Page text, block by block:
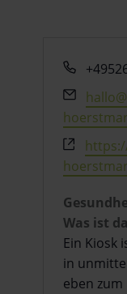
Email
Was ist
Ein Kiosk
in
eben zum